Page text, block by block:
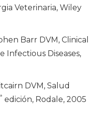
Veterinaria, Wiley
Barr DVM, Clinical
Infectious Diseases,
DVM, Salud
edición, Rodale, 2005